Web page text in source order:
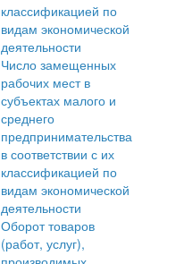
классификацией по
видам экономической
деятельности
Число замещенных
рабочих мест в
субъектах малого и
среднего
предпринимательства
в соответствии с их
классификацией по
видам экономической
деятельности
Оборот товаров
(работ, услуг),